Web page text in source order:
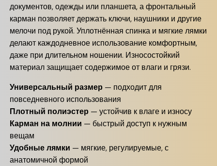
документов, одежды или планшета, а фронтальный
карман позволяет держать ключи, наушники и другие
мелочи под рукой. Уплотнённая спинка и мягкие лямки
делают каждодневное использование комфортным,
даже при длительном ношении. Износостойкий
материал защищает содержимое от влаги и грязи.
Универсальный размер — подходит для
повседневного использования
Плотный полиэстер — устойчив к влаге и износу
Карман на молнии — быстрый доступ к нужным
вещам
Удобные лямки — мягкие, регулируемые, с
анатомичной формой